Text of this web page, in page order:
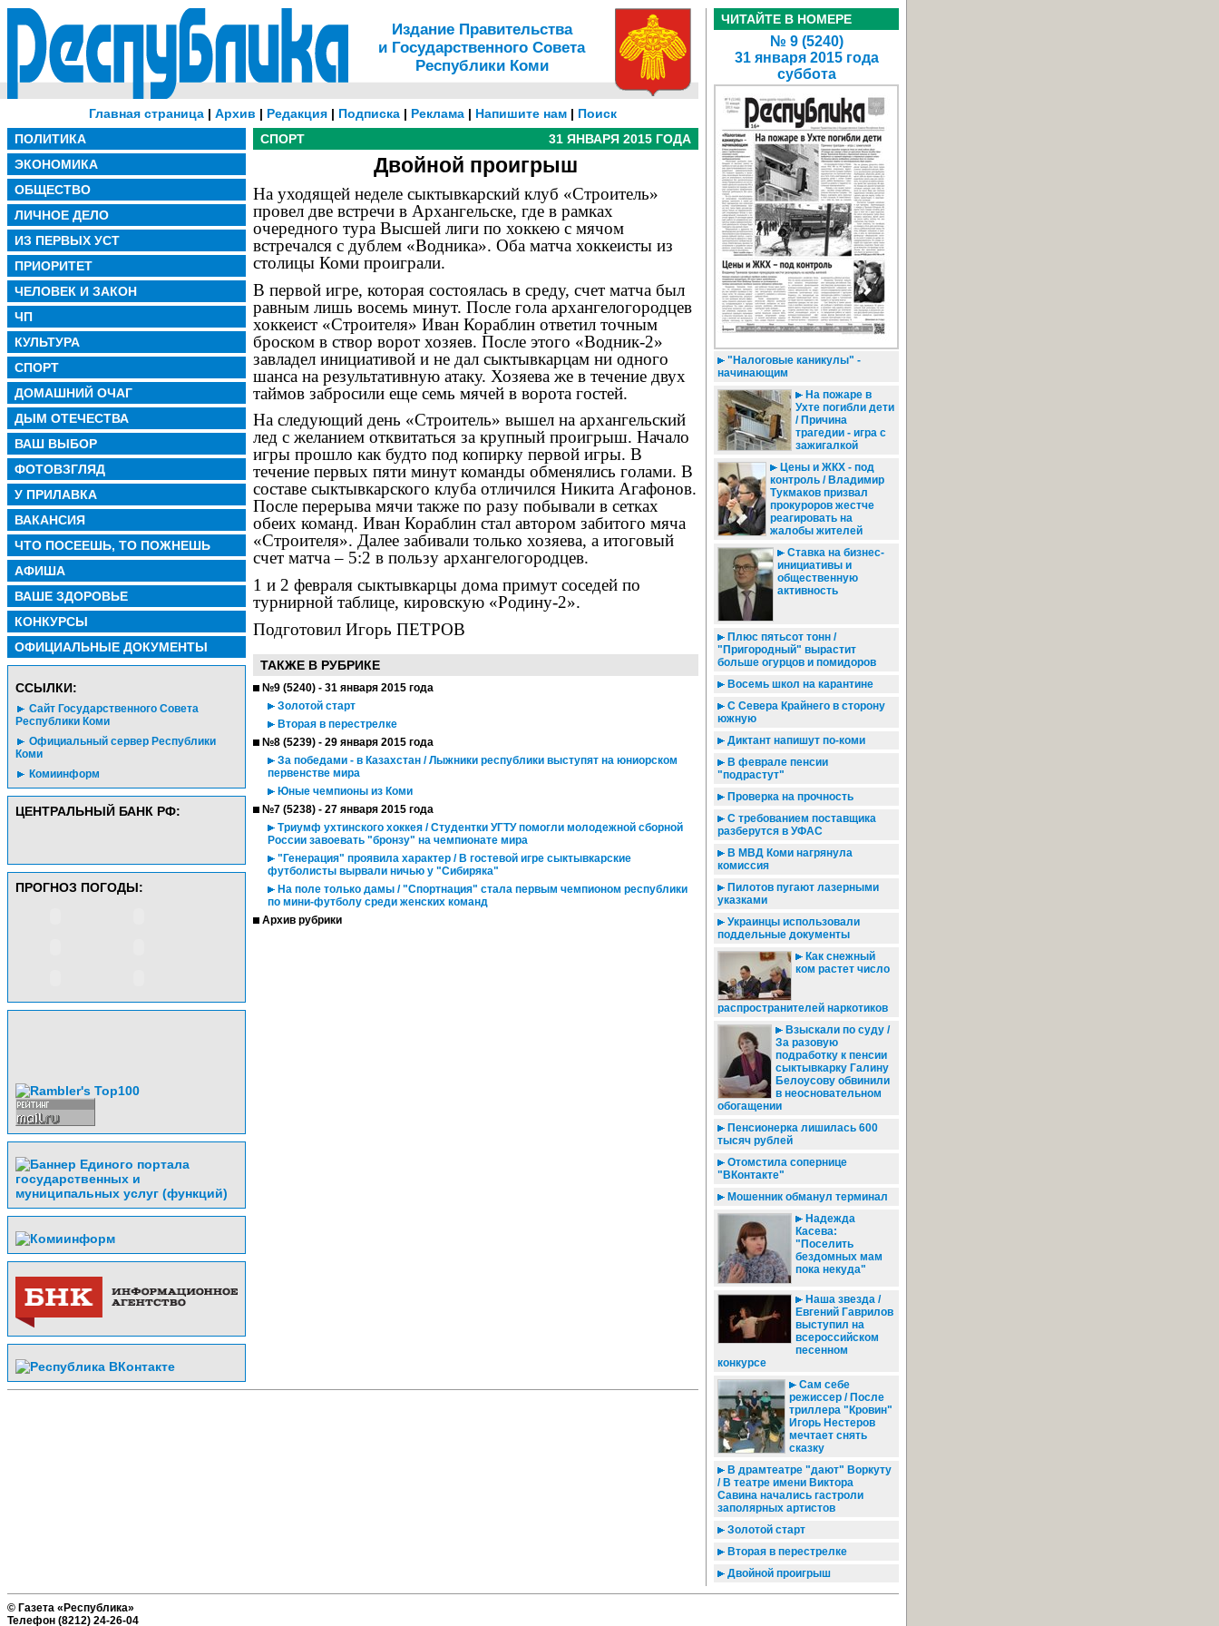
Издание Правительства
и Государственного Совета
Республики Коми
Главная страница | Архив | Редакция | Подписка | Реклама | Напишите нам | Поиск
ПОЛИТИКА
ЭКОНОМИКА
ОБЩЕСТВО
ЛИЧНОЕ ДЕЛО
ИЗ ПЕРВЫХ УСТ
ПРИОРИТЕТ
ЧЕЛОВЕК И ЗАКОН
ЧП
КУЛЬТУРА
СПОРТ
ДОМАШНИЙ ОЧАГ
ДЫМ ОТЕЧЕСТВА
ВАШ ВЫБОР
ФОТОВЗГЛЯД
У ПРИЛАВКА
ВАКАНСИЯ
ЧТО ПОСЕЕШЬ, ТО ПОЖНЕШЬ
АФИША
ВАШЕ ЗДОРОВЬЕ
КОНКУРСЫ
ОФИЦИАЛЬНЫЕ ДОКУМЕНТЫ
CСЫЛКИ:
Сайт Государственного Совета
Республики Коми
Официальный сервер Республики
Коми
Комиинформ
ЦЕНТРАЛЬНЫЙ БАНК РФ:
ПРОГНОЗ ПОГОДЫ:
СПОРТ 31 ЯНВАРЯ 2015 ГОДА
Двойной проигрыш
На уходящей неделе сыктывкарский клуб «Строитель»
провел две встречи в Архангельске, где в рамках
очередного тура Высшей лиги по хоккею с мячом
встречался с дублем «Водника». Оба матча хоккеисты из
столицы Коми проиграли.
В первой игре, которая состоялась в среду, счет матча был
равным лишь восемь минут. После гола архангелогородцев
хоккеист «Строителя» Иван Кораблин ответил точным
броском в створ ворот хозяев. После этого «Водник-2»
завладел инициативой и не дал сыктывкарцам ни одного
шанса на результативную атаку. Хозяева же в течение двух
таймов забросили еще семь мячей в ворота гостей.
На следующий день «Строитель» вышел на архангельский
лед с желанием отквитаться за крупный проигрыш. Начало
игры прошло как будто под копирку первой игры. В
течение первых пяти минут команды обменялись голами. В
составе сыктывкарского клуба отличился Никита Агафонов.
После перерыва мячи также по разу побывали в сетках
обеих команд. Иван Кораблин стал автором забитого мяча
«Строителя». Далее забивали только хозяева, а итоговый
счет матча – 5:2 в пользу архангелогородцев.
1 и 2 февраля сыктывкарцы дома примут соседей по
турнирной таблице, кировскую «Родину-2».
Подготовил Игорь ПЕТРОВ
ТАКЖЕ В РУБРИКЕ
№9 (5240) - 31 января 2015 года
Золотой старт
Вторая в перестрелке
№8 (5239) - 29 января 2015 года
За победами - в Казахстан / Лыжники республики выступят на юниорском
первенстве мира
Юные чемпионы из Коми
№7 (5238) - 27 января 2015 года
Триумф ухтинского хоккея / Студентки УГТУ помогли молодежной сборной
России завоевать "бронзу" на чемпионате мира
"Генерация" проявила характер / В гостевой игре сыктывкарские
футболисты вырвали ничью у "Сибиряка"
На поле только дамы / "Спортнация" стала первым чемпионом республики
по мини-футболу среди женских команд
Архив рубрики
ЧИТАЙТЕ В НОМЕРЕ
№ 9 (5240)
31 января 2015 года
суббота
"Налоговые каникулы" -
начинающим
На пожаре в
Ухте погибли дети
/ Причина
трагедии - игра с
зажигалкой
Цены и ЖКХ - под
контроль / Владимир
Тукмаков призвал
прокуроров жестче
реагировать на
жалобы жителей
Ставка на бизнес-
инициативы и
общественную
активность
Плюс пятьсот тонн /
"Пригородный" вырастит
больше огурцов и помидоров
Восемь школ на карантине
С Севера Крайнего в сторону
южную
Диктант напишут по-коми
В феврале пенсии
"подрастут"
Проверка на прочность
С требованием поставщика
разберутся в УФАС
В МВД Коми нагрянула
комиссия
Пилотов пугают лазерными
указками
Украинцы использовали
поддельные документы
Как снежный
ком растет число
распространителей наркотиков
Взыскали по суду /
За разовую
подработку к пенсии
сыктывкарку Галину
Белоусову обвинили
в неосновательном
обогащении
Пенсионерка лишилась 600
тысяч рублей
Отомстила сопернице
"ВКонтакте"
Мошенник обманул терминал
Надежда
Касева:
"Поселить
бездомных мам
пока некуда"
Наша звезда /
Евгений Гаврилов
выступил на
всероссийском
песенном
конкурсе
Сам себе
режиссер / После
триллера "Кровин"
Игорь Нестеров
мечтает снять
сказку
В драмтеатре "дают" Воркуту
/ В театре имени Виктора
Савина начались гастроли
заполярных артистов
Золотой старт
Вторая в перестрелке
Двойной проигрыш
© Газета «Республика»
Телефон (8212) 24-26-04